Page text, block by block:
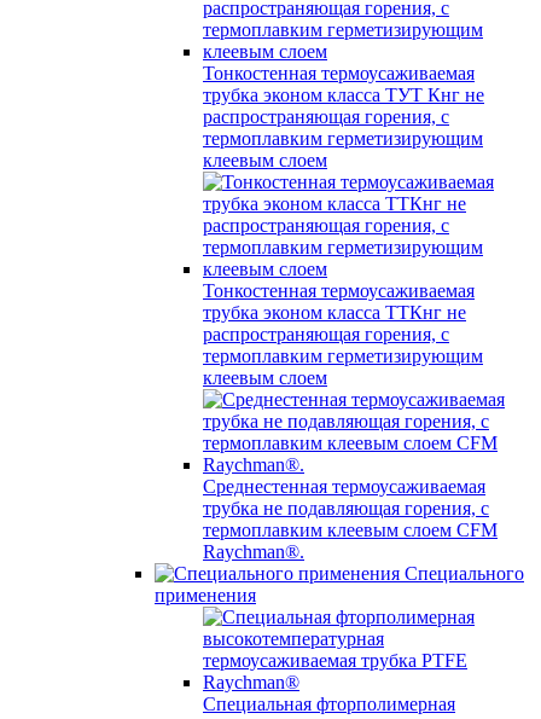
Тонкостенная термоусаживаемая
трубка эконом класса ТУТ Кнг не
распространяющая горения, с
термоплавким герметизирующим
клеевым слоем
Тонкостенная термоусаживаемая
трубка эконом класса ТТКнг не
распространяющая горения, с
термоплавким герметизирующим
клеевым слоем
Среднестенная термоусаживаемая
трубка не подавляющая горения, с
термоплавким клеевым слоем CFM
Raychman®.
Специального
применения
Специальная фторполимерная